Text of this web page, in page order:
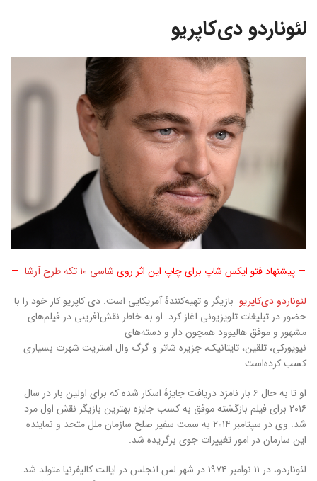
لئوناردو دی‌کاپریو
— پیشنهاد فتو ایکس شاپ برای چاپ این اثر روی شاسی 10 تکه طرح آرشا
—
لئوناردو دی‌کاپریو بازیگر و تهیه‌کنندهٔ آمریکایی است. دی کاپریو کار خود را با
حضور در تبلیغات تلویزیونی آغاز کرد. او به خاطر نقش‌آفرینی در فیلم‌های
مشهور و موفق هالیوود همچون دار و دسته‌های
نیویورکی، تلقین، تایتانیک، جزیره شاتر و گرگ وال استریت شهرت بسیاری
کسب کرده‌است.
او تا به حال ۶ بار نامزد دریافت جایزهٔ اسکار شده که برای اولین بار در سال
۲۰۱۶ برای فیلم بازگشته موفق به کسب جایزه بهترین بازیگر نقش اول مرد
شد. وی در سپتامبر ۲۰۱۴ به سمت سفیر صلح سازمان ملل متحد و نماینده
این سازمان در امور تغییرات جوی برگزیده شد.
لئوناردو، در ۱۱ نوامبر ۱۹۷۴ در شهر لس آنجلس در ایالت کالیفرنیا متولد شد.